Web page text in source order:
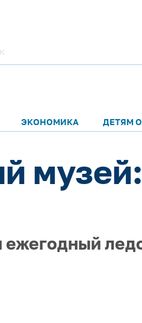
ЭКОНОМИКА ДЕТЯМ
музей:
ежегодный